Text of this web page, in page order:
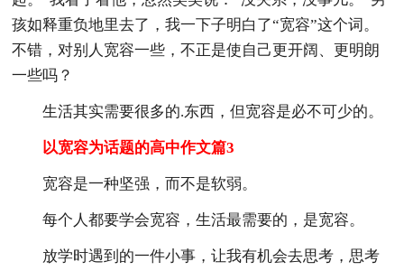
孩如释重负地里去了，我一下子明白了“宽容”这个词。
不错，对别人宽容一些，不正是使自己更开阔、更明朗
一些吗？
生活其实需要很多的.东西，但宽容是必不可少的。
以宽容为话题的高中作文篇3
宽容是一种坚强，而不是软弱。
每个人都要学会宽容，生活最需要的，是宽容。
放学时遇到的一件小事，让我有机会去思考，思考